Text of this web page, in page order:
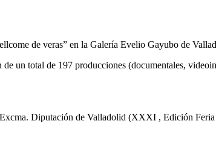
de veras” en la Galería Evelio Gayubo de
un total de 197 producciones (documentales,
Diputación de Valladolid (XXXI , Edición Feria